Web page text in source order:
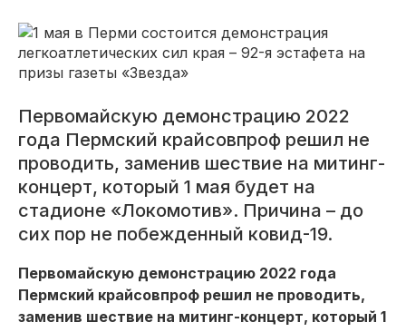
Первомайскую демонстрацию 2022
года Пермский крайсовпроф решил не
проводить, заменив шествие на митинг-
концерт, который 1 мая будет на
стадионе «Локомотив». Причина – до
сих пор не побежденный ковид-19.
Первомайскую демонстрацию 2022 года
Пермский крайсовпроф решил не проводить,
заменив шествие на митинг-концерт, который 1